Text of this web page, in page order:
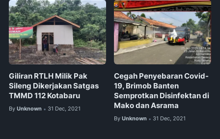
Giliran RTLH Milik Pak
Sileng Dikerjakan Satgas
TMMD 112 Kotabaru
By Unknown • 31 Dec, 2021
Cegah Penyebaran Covid-
19, Brimob Banten
Semprotkan Disinfektan di
Mako dan Asrama
By Unknown • 31 Dec, 2021